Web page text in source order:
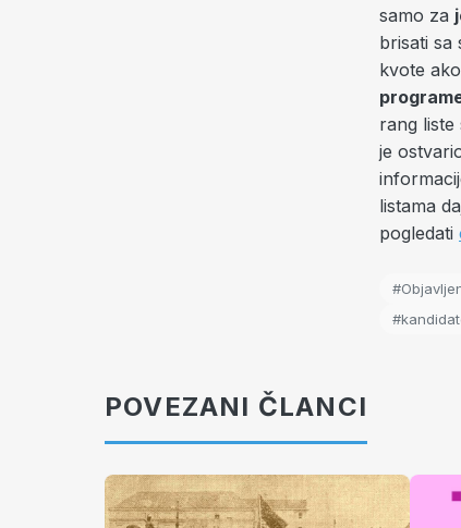
samo za
brisati sa
kvote
rang liste
je
listama
pogledati
POVEZANI ČLANCI